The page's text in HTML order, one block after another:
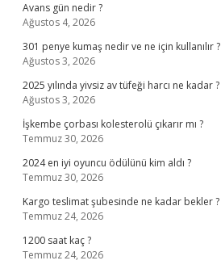
Avans gün nedir ?
Ağustos 4, 2026
301 penye kumaş nedir ve ne için kullanılır ?
Ağustos 3, 2026
2025 yılında yivsiz av tüfeği harcı ne kadar ?
Ağustos 3, 2026
İşkembe çorbası kolesterolü çıkarır mı ?
Temmuz 30, 2026
2024 en iyi oyuncu ödülünü kim aldı ?
Temmuz 30, 2026
Kargo teslimat şubesinde ne kadar bekler ?
Temmuz 24, 2026
1200 saat kaç ?
Temmuz 24, 2026